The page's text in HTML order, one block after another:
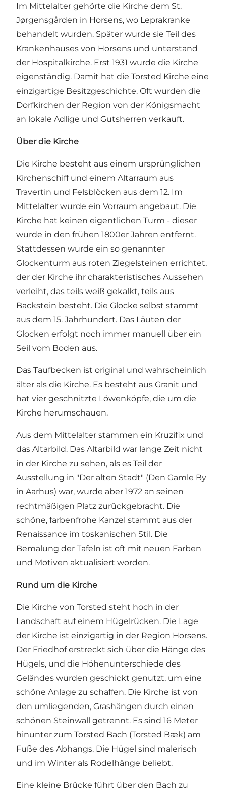
Im Mittelalter gehörte die Kirche dem St.
Jørgensgården in Horsens, wo Leprakranke
behandelt wurden. Später wurde sie Teil des
Krankenhauses von Horsens und unterstand
der Hospitalkirche. Erst 1931 wurde die Kirche
eigenständig. Damit hat die Torsted Kirche eine
einzigartige Besitzgeschichte. Oft wurden die
Dorfkirchen der Region von der Königsmacht
an lokale Adlige und Gutsherren verkauft.
Über die Kirche
Die Kirche besteht aus einem ursprünglichen
Kirchenschiff und einem Altarraum aus
Travertin und Felsblöcken aus dem 12. Im
Mittelalter wurde ein Vorraum angebaut. Die
Kirche hat keinen eigentlichen Turm - dieser
wurde in den frühen 1800er Jahren entfernt.
Stattdessen wurde ein so genannter
Glockenturm aus roten Ziegelsteinen errichtet,
der der Kirche ihr charakteristisches Aussehen
verleiht, das teils weiß gekalkt, teils aus
Backstein besteht. Die Glocke selbst stammt
aus dem 15. Jahrhundert. Das Läuten der
Glocken erfolgt noch immer manuell über ein
Seil vom Boden aus.
Das Taufbecken ist original und wahrscheinlich
älter als die Kirche. Es besteht aus Granit und
hat vier geschnitzte Löwenköpfe, die um die
Kirche herumschauen.
Aus dem Mittelalter stammen ein Kruzifix und
das Altarbild. Das Altarbild war lange Zeit nicht
in der Kirche zu sehen, als es Teil der
Ausstellung in "Der alten Stadt" (Den Gamle By
in Aarhus) war, wurde aber 1972 an seinen
rechtmäßigen Platz zurückgebracht. Die
schöne, farbenfrohe Kanzel stammt aus der
Renaissance im toskanischen Stil. Die
Bemalung der Tafeln ist oft mit neuen Farben
und Motiven aktualisiert worden.
Rund um die Kirche
Die Kirche von Torsted steht hoch in der
Landschaft auf einem Hügelrücken. Die Lage
der Kirche ist einzigartig in der Region Horsens.
Der Friedhof erstreckt sich über die Hänge des
Hügels, und die Höhenunterschiede des
Geländes wurden geschickt genutzt, um eine
schöne Anlage zu schaffen. Die Kirche ist von
den umliegenden, Grashängen durch einen
schönen Steinwall getrennt. Es sind 16 Meter
hinunter zum Torsted Bach (Torsted Bæk) am
Fuße des Abhangs. Die Hügel sind malerisch
und im Winter als Rodelhänge beliebt.
Eine kleine Brücke führt über den Bach zu